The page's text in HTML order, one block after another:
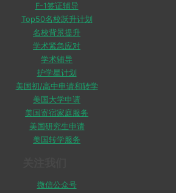
F-1签证辅导
Top50名校跃升计划
名校背景提升
学术紧急应对
学术辅导
护学星计划
美国初/高中申请和转学
美国大学申请
美国寄宿家庭服务
美国研究生申请
美国转学服务
微信公众号